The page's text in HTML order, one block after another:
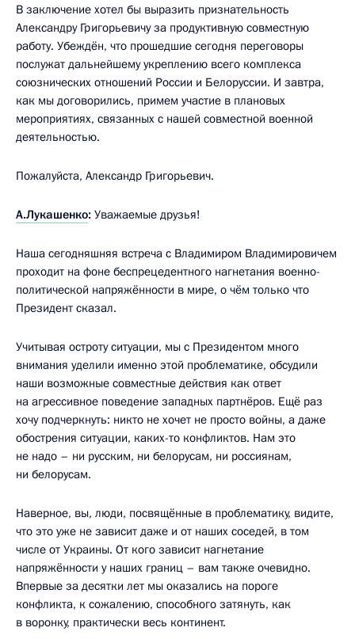
В заключение хотел бы выразить признательность
Александру Григорьевичу за продуктивную совместную
работу. Убеждён, что прошедшие сегодня переговоры
послужат дальнейшему укреплению всего комплекса
союзнических отношений России и Белоруссии. И завтра,
как мы договорились, примем участие в плановых
мероприятиях, связанных с нашей совместной военной
деятельностью.
Пожалуйста, Александр Григорьевич.
А.Лукашенко: Уважаемые друзья!
Наша сегодняшняя встреча с Владимиром Владимировичем
проходит на фоне беспрецедентного нагнетания военно-
политической напряжённости в мире, о чём только что
Президент сказал.
Учитывая остроту ситуации, мы с Президентом много
внимания уделили именно этой проблематике, обсудили
наши возможные совместные действия как ответ
на агрессивное поведение западных партнёров. Ещё раз
хочу подчеркнуть: никто не хочет не просто войны, а даже
обострения ситуации, каких-то конфликтов. Нам это
не надо – ни русским, ни белорусам, ни россиянам,
ни белорусам.
Наверное, вы, люди, посвящённые в проблематику, видите,
что это уже не зависит даже и от наших соседей, в том
числе от Украины. От кого зависит нагнетание
напряжённости у наших границ – вам также очевидно.
Впервые за десятки лет мы оказались на пороге
конфликта, к сожалению, способного затянуть, как
в воронку, практически весь континент.